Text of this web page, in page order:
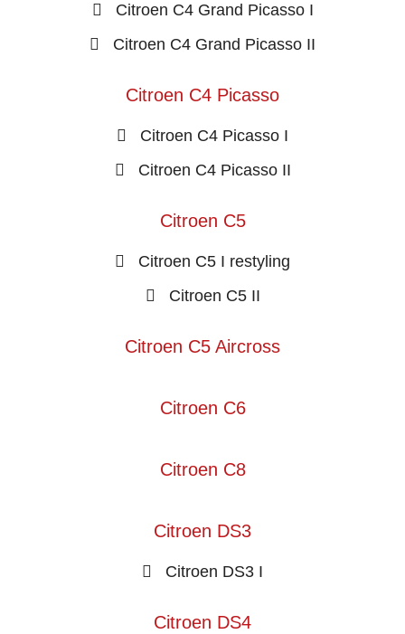
Citroen C4 Grand Picasso I
Citroen C4 Grand Picasso II
Citroen C4 Picasso
Citroen C4 Picasso I
Citroen C4 Picasso II
Citroen C5
Citroen C5 I restyling
Citroen C5 II
Citroen C5 Aircross
Citroen C6
Citroen C8
Citroen DS3
Citroen DS3 I
Citroen DS4